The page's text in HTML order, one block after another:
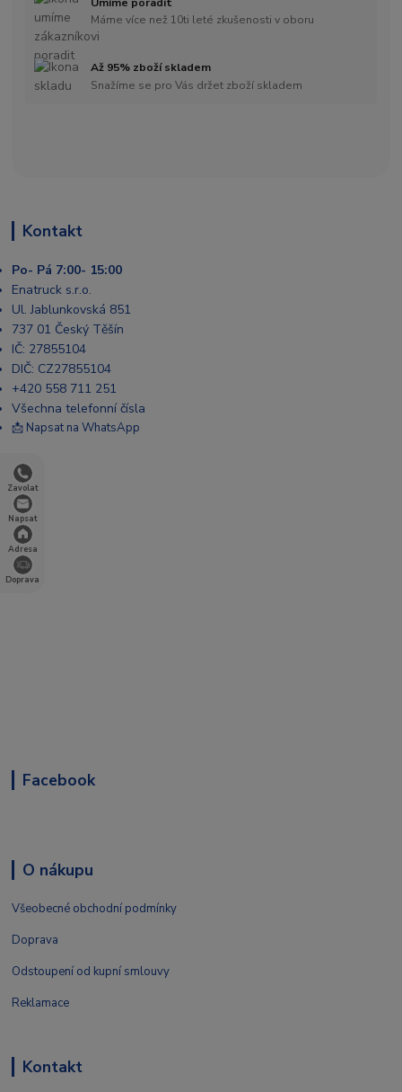
Zavolat
Napsat
Adresa
Doprava
Máme více než 10ti leté zkušenosti v oboru
Až 95% zboží skladem
Snažíme se pro Vás držet zboží skladem
Kontakt
Po- Pá 7:00- 15:00
Enatruck s.r.o.
Ul. Jablunkovská 851
737 01 Český Těšín
IČ: 27855104
DIČ: CZ27855104
+420 558 711 251
Všechna telefonní čísla
📩 Napsat na WhatsApp
Facebook
O nákupu
Všeobecné obchodní podmínky
Doprava
Odstoupení od kupní smlouvy
Reklamace
Kontakt